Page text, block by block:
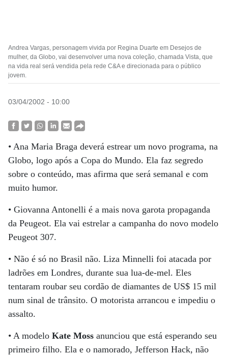
Andrea Vargas, personagem vivida por Regina Duarte em Desejos de
mulher, da Globo, vai desenvolver uma nova coleção, chamada Vista, que
na vida real será vendida pela rede C&A e direcionada para o público
jovem.
03/04/2002 - 10:00
• Ana Maria Braga deverá estrear um novo programa, na
Globo, logo após a Copa do Mundo. Ela faz segredo
sobre o conteúdo, mas afirma que será semanal e com
muito humor.
• Giovanna Antonelli é a mais nova garota propaganda
da Peugeot. Ela vai estrelar a campanha do novo modelo
Peugeot 307.
• Não é só no Brasil não. Liza Minnelli foi atacada por
ladrões em Londres, durante sua lua-de-mel. Eles
tentaram roubar seu cordão de diamantes de US$ 15 mil
num sinal de trânsito. O motorista arrancou e impediu o
assalto.
• A modelo Kate Moss anunciou que está esperando seu
primeiro filho. Ela e o namorado, Jefferson Hack, não